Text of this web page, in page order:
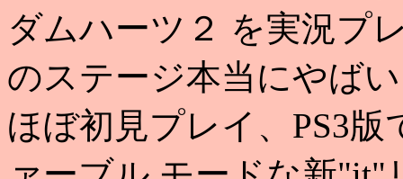
ダムハーツ２ を実況プ
のステージ本当にやば
ほぼ初見プレイ、PS3